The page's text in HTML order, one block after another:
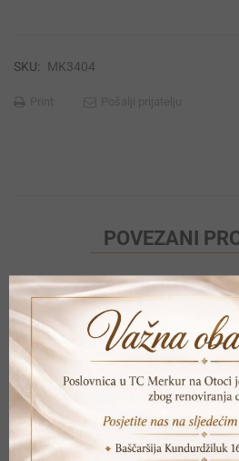
SKU: MK3404
POVEZANI